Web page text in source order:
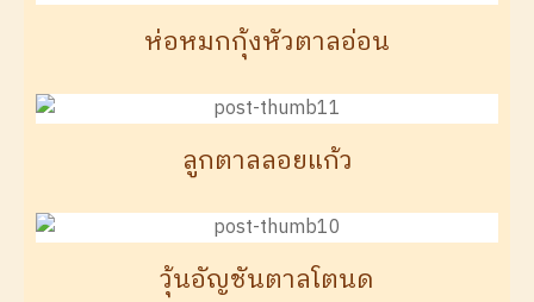
ห่อหมกกุ้งหัวตาลอ่อน
ลูกตาลลอยแก้ว
วุ้นอัญชันตาลโตนด